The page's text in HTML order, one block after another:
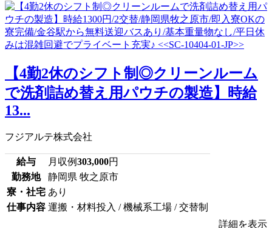
【4勤2休のシフト制◎クリーンルーム
で洗剤詰め替え用パウチの製造】時給
13...
フジアルテ株式会社
給与 月収例303,000円
勤務地
静岡県 牧之原市
寮・社宅 あり
仕事内容 運搬・材料投入 / 機械系工場 / 交替制
詳細を表示